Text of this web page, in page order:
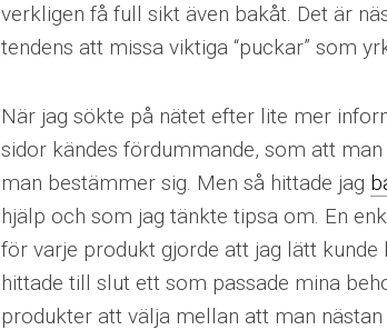
verkligen få full sikt även bakåt. Det är
tendens att missa viktiga “puckar” som
När jag sökte på nätet efter lite mer
sidor kändes fördummande, som att
man bestämmer sig. Men så hittade jag
hjälp och som jag tänkte tipsa om. En
för varje produkt gjorde att jag lätt
hittade till slut ett som passade mina
produkter att välja mellan att man